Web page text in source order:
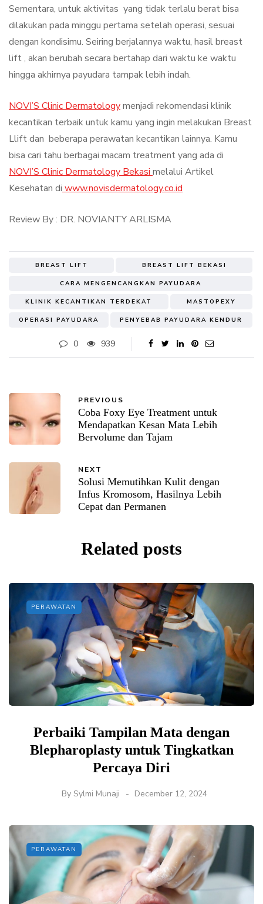
Sementara, untuk aktivitas yang tidak terlalu berat bisa
dilakukan pada minggu pertama setelah operasi, sesuai
dengan kondisimu. Seiring berjalannya waktu, hasil breast
lift , akan berubah secara bertahap dari waktu ke waktu
hingga akhirnya payudara tampak lebih indah.
NOVI’S Clinic Dermatologymenjadi rekomendasi klinik
kecantikan terbaik untuk kamu yang ingin melakukan Breast
Llift dan beberapa perawatan kecantikan lainnya. Kamu
bisa cari tahu berbagai macam treatment yang ada di
NOVI’S Clinic Dermatology Bekasi melalui Artikel
Kesehatan di www.novisdermatology.co.id
Review By : DR. NOVIANTY ARLISMA
BREAST LIFT BREAST LIFT BEKASI
CARA MENGENCANGKAN PAYUDARA
KLINIK KECANTIKAN TERDEKAT MASTOPEXY
OPERASI PAYUDARA PENYEBAB PAYUDARA KENDUR
0 939
PREVIOUS
Coba Foxy Eye Treatment untuk
Mendapatkan Kesan Mata Lebih
Bervolume dan Tajam
NEXT
Solusi Memutihkan Kulit dengan
Infus Kromosom, Hasilnya Lebih
Cepat dan Permanen
Related posts
PERAWATAN
Perbaiki Tampilan Mata dengan
Blepharoplasty untuk Tingkatkan
Percaya Diri
By Sylmi Munaji December 12, 2024
PERAWATAN